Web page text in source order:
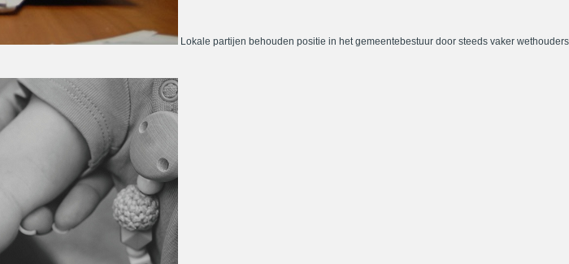
Lokale partijen behouden positie in het gemeentebestuur door steeds vaker wethouders